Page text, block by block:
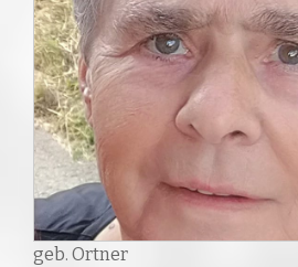
geb. Ortner